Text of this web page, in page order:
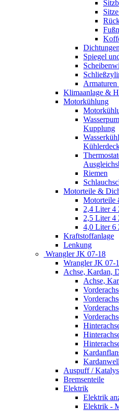
Dichtungen
Spiegel
Klimaanlage &
Motorkühlung
Kupplung
Riemen
Motorteile &
Motorteile
2,4 Liter 4
2,5 Liter 4
4,0 Liter 6
Kraftstoffanlage
Lenkung
Wrangler JK 07-18
Wrangler JK 07-
Achse, Kardan,
Achse,
Auspuff /
Bremsenteile
Elektrik
Elektrik
Elektrik -